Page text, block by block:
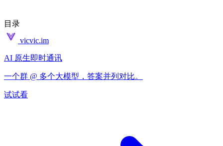
目录
vicvic.im
AI 原生即时通讯
一个群 @ 多个大模型，答案并列对比。
试试看